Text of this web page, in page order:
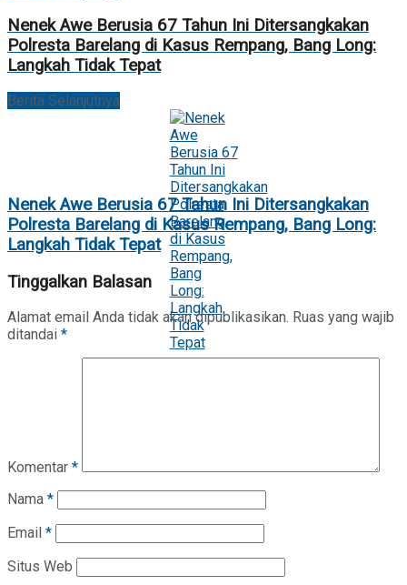
Nenek Awe Berusia 67 Tahun Ini Ditersangkakan
Polresta Barelang di Kasus Rempang, Bang Long:
Langkah Tidak Tepat
Berita Selanjutnya
Nenek Awe Berusia 67 Tahun Ini Ditersangkakan
Polresta Barelang di Kasus Rempang, Bang Long:
Langkah Tidak Tepat
Tinggalkan Balasan
Alamat email Anda tidak akan dipublikasikan. Ruas yang wajib
ditandai *
Komentar *
Nama *
Email *
Situs Web